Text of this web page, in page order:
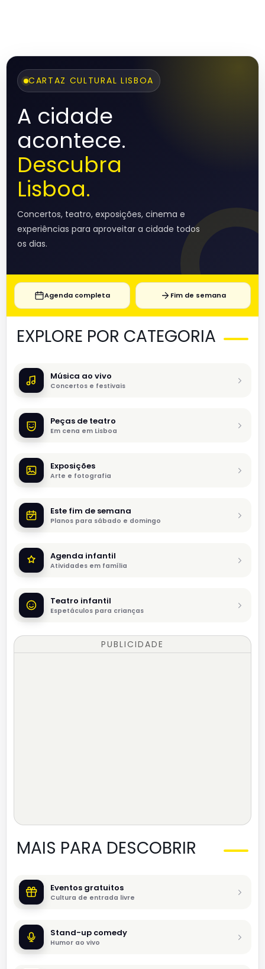
CARTAZ CULTURAL LISBOA
A cidade
acontece.
Descubra
Lisboa.
Concertos, teatro, exposições, cinema e
experiências para aproveitar a cidade todos
os dias.
Agenda completa Fim de semana
EXPLORE POR CATEGORIA
Música ao vivo
Concertos e festivais
Peças de teatro
Em cena em Lisboa
Exposições
Arte e fotografia
Este fim de semana
Planos para sábado e domingo
Agenda infantil
Atividades em família
Teatro infantil
Espetáculos para crianças
PUBLICIDADE
MAIS PARA DESCOBRIR
Eventos gratuitos
Cultura de entrada livre
Stand-up comedy
Humor ao vivo